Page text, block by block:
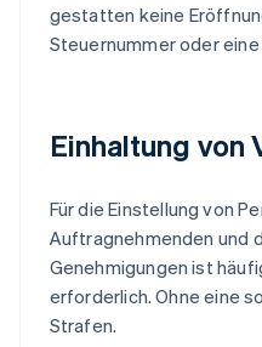
gestatten keine
Steuernummer oder
Einhaltung von
Für die Einstellung von
Auftragnehmenden und
Genehmigungen ist
erforderlich. Ohne eine
Strafen.